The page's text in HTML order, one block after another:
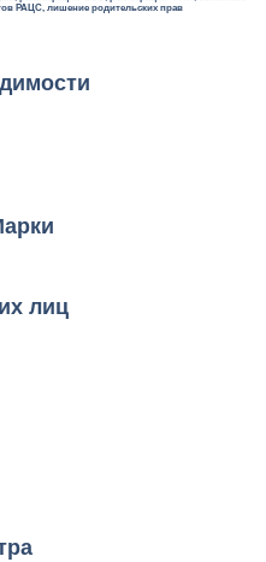
РАЦС, лишение родительских прав
лиц